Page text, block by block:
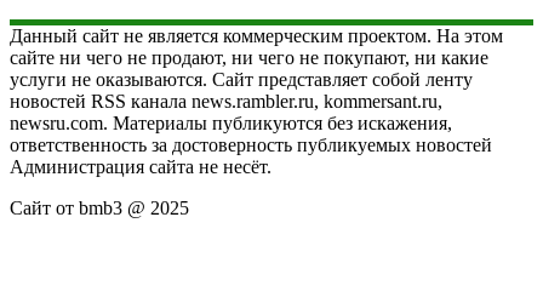
Данный сайт не является коммерческим проектом. На этом
сайте ни чего не продают, ни чего не покупают, ни какие
услуги не оказываются. Сайт представляет собой ленту
новостей RSS канала news.rambler.ru, kommersant.ru,
newsru.com. Материалы публикуются без искажения,
ответственность за достоверность публикуемых новостей
Администрация сайта не несёт.
Сайт от bmb3 @ 2025